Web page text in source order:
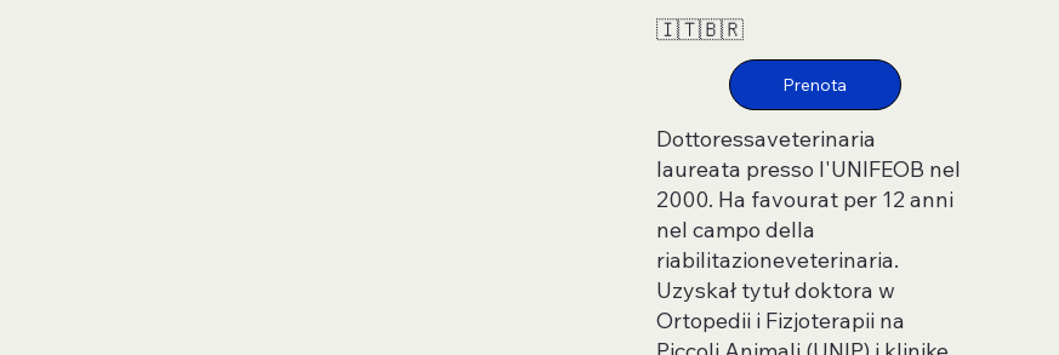
🇮🇹🇧🇷
Dottoressaveterinaria
laureata presso l'UNIFEOB nel
2000. Ha favourat per 12 anni
nel campo della
riabilitazioneveterinaria.
Uzyskał tytuł doktora w
Ortopedii i Fizjoterapii na